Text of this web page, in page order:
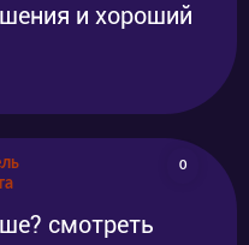
и хороший
0
смотреть